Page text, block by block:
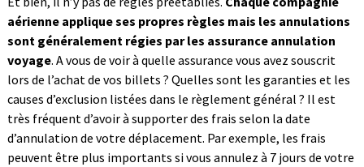
aérienne applique ses propres règles mais les annulations
sont généralement régies par les assurance annulation
voyage. A vous de voir à quelle assurance vous avez souscrit
lors de l’achat de vos billets ? Quelles sont les garanties et les
causes d’exclusion listées dans le règlement général ? Il est
très fréquent d’avoir à supporter des frais selon la date
d’annulation de votre déplacement. Par exemple, les frais
peuvent être plus importants si vous annulez à 7 jours de votre